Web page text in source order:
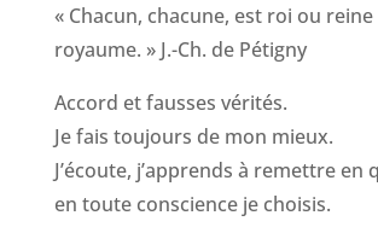
« Chacun, chacune, est roi ou
royaume. » J.-Ch. de Pétigny
Accord et fausses vérités.
Je fais toujours de mon mieux.
J’écoute, j’apprends à remettre en
en toute conscience je choisis.